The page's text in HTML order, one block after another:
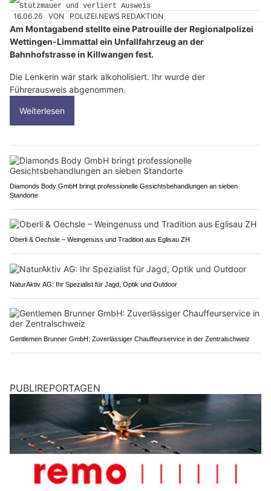
16.06.26 VON POLIZEI.NEWS REDAKTION
Am Montagabend stellte eine Patrouille der Regionalpolizei
Wettingen-Limmattal ein Unfallfahrzeug an der
Bahnhofstrasse in Killwangen fest.
Die Lenkerin war stark alkoholisiert. Ihr wurde der
Führerausweis abgenommen.
Weiterlesen
Diamonds Body GmbH bringt professionelle Gesichtsbehandlungen an sieben
Standorte
Oberli & Oechsle – Weingenuss und Tradition aus Eglisau ZH
NaturAktiv AG: Ihr Spezialist für Jagd, Optik und Outdoor
Gentlemen Brunner GmbH: Zuverlässiger Chauffeurservice in der Zentralschweiz
PUBLIREPORTAGEN